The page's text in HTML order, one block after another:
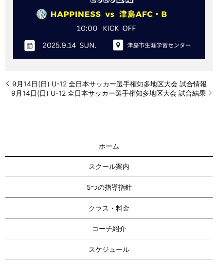
9月14日(日) U-12 全日本サッカー選手権知多地区大会 試合情報
9月14日(日) U-12 全日本サッカー選手権知多地区大会 試合結果
ホーム
スクール案内
5つの指導指針
クラス・料金
コーチ紹介
スケジュール